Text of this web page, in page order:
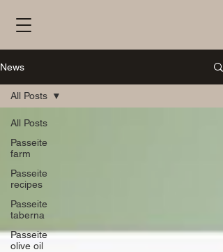
News
All Posts
Passeite
farm
Passeite
recipes
Passeite
taberna
Passeite
olive oil
All Posts